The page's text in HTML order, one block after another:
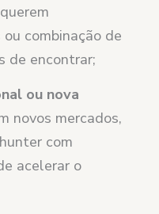
combinação de
de encontrar;
ou nova
novos mercados,
com
acelerar o